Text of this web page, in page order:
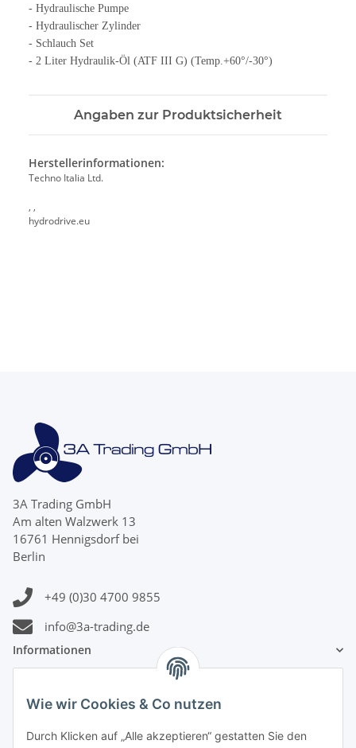
Wie wir Cookies & Co nutzen
Durch Klicken auf „Alle akzeptieren“ gestatten Sie den
- Hydraulische Pumpe
- Hydraulischer Zylinder
- Schlauch Set
- 2 Liter Hydraulik-Öl (ATF III G) (Temp.+60°/-30°)
Angaben zur Produktsicherheit
Herstellerinformationen:
Techno Italia Ltd.
, ,
hydrodrive.eu
3A Trading GmbH
Am alten Walzwerk 13
16761 Hennigsdorf bei
Berlin
+49 (0)30 4700 9855
info@3a-trading.de
Informationen
Zahlungsinformationen